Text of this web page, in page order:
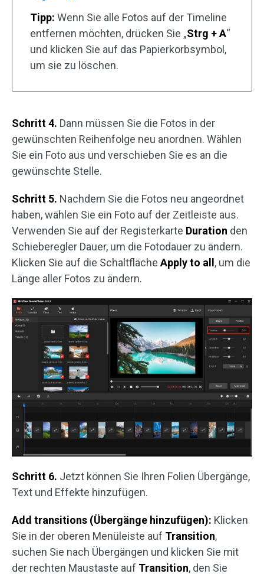
Tipp: Wenn Sie alle Fotos auf der Timeline
entfernen möchten, drücken Sie „Strg + A“
und klicken Sie auf das Papierkorbsymbol,
um sie zu löschen.
Schritt 4. Dann müssen Sie die Fotos in der
gewünschten Reihenfolge neu anordnen. Wählen
Sie ein Foto aus und verschieben Sie es an die
gewünschte Stelle.
Schritt 5. Nachdem Sie die Fotos neu angeordnet
haben, wählen Sie ein Foto auf der Zeitleiste aus.
Verwenden Sie auf der Registerkarte Duration den
Schieberegler Dauer, um die Fotodauer zu ändern.
Klicken Sie auf die Schaltfläche Apply to all , um die
Länge aller Fotos zu ändern.
Schritt 6. Jetzt können Sie Ihren Folien Übergänge,
Text und Effekte hinzufügen.
Add transitions (Übergänge hinzufügen): Klicken
Sie in der oberen Menüleiste auf Transition,
suchen Sie nach Übergängen und klicken Sie mit
der rechten Maustaste auf Transition, den Sie